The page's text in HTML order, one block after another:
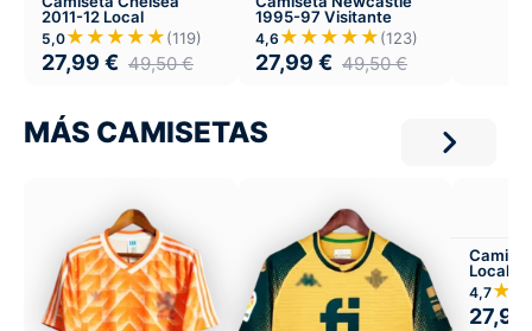
2011-12 Local
5,0★★★★★(119)
27,99 € 49,50€
1995-97 Visitante
4,6 ★★★★★(123)
27,99 € 49,50€
MÁS CAMISETAS
Local
4,7
27,99